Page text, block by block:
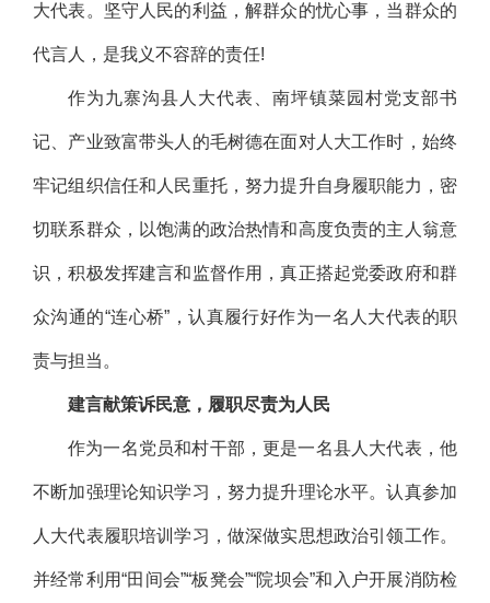
大代表。坚守人民的利益，解群众的忧心事，当群众的
代言人，是我义不容辞的责任!
作为九寨沟县人大代表、南坪镇菜园村党支部书
记、产业致富带头人的毛树德在面对人大工作时，始终
牢记组织信任和人民重托，努力提升自身履职能力，密
切联系群众，以饱满的政治热情和高度负责的主人翁意
识，积极发挥建言和监督作用，真正搭起党委政府和群
众沟通的“连心桥”，认真履行好作为一名人大代表的职
责与担当。
建言献策诉民意，履职尽责为人民
作为一名党员和村干部，更是一名县人大代表，他
不断加强理论知识学习，努力提升理论水平。认真参加
人大代表履职培训学习，做深做实思想政治引领工作。
并经常利用“田间会”“板凳会”“院坝会”和入户开展消防检